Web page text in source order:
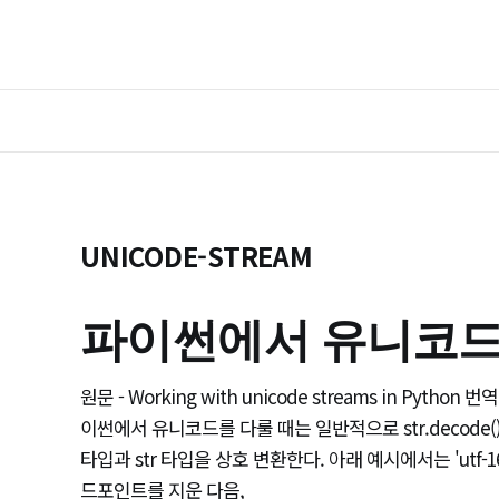
UNICODE-STREAM
파이썬에서 유니코
원문 - Working with unicode streams in Python 번역
이썬에서 유니코드를 다룰 때는 일반적으로
타입과 str 타입을 상호 변환한다. 아래 예시에서는
드포인트를 지운 다음,